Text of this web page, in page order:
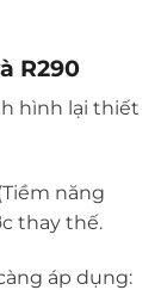
R290
hình lại thiết
năng
thay thế.
áp dụng: